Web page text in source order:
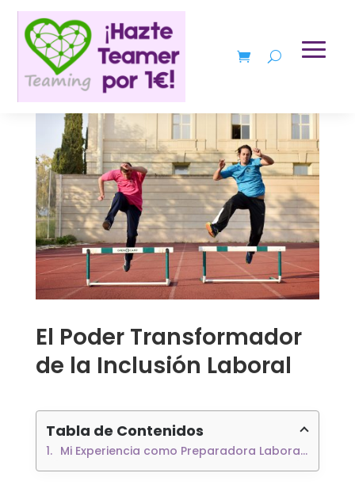
El Poder Transformador
de la Inclusión Laboral
Tabla de Contenidos
Mi Experiencia como Preparadora Laboral para Personas con Discapacidad Intelectual